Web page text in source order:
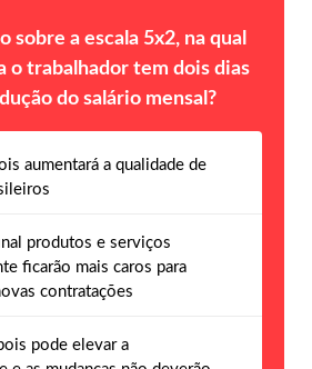
sobre a escala 5x2, na qual
o trabalhador tem dois dias
do salário mensal?
aumentará a qualidade de
produtos e serviços
ficarão mais caros para
contratações
pode elevar a